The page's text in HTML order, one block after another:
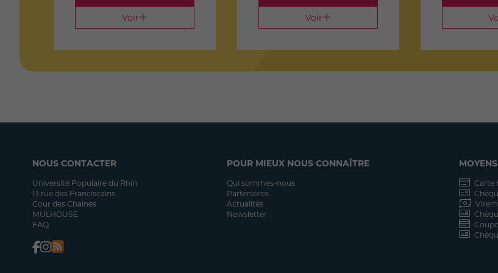
Voir
Voir
NOUS CONTACTER
Université Populaire du Rhin
13 rue des Franciscains
Cour des Chaînes
MULHOUSE
FAQ
POUR MIEUX NOUS CONNAÎTRE
Qui sommes-nous
Partenaires
Actualités
Newsletter
Carte